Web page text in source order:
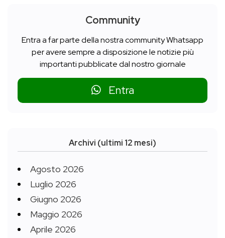
Community
Entra a far parte della nostra community Whatsapp
per avere sempre a disposizione le notizie più
importanti pubblicate dal nostro giornale
Entra
Archivi (ultimi 12 mesi)
Agosto 2026
Luglio 2026
Giugno 2026
Maggio 2026
Aprile 2026